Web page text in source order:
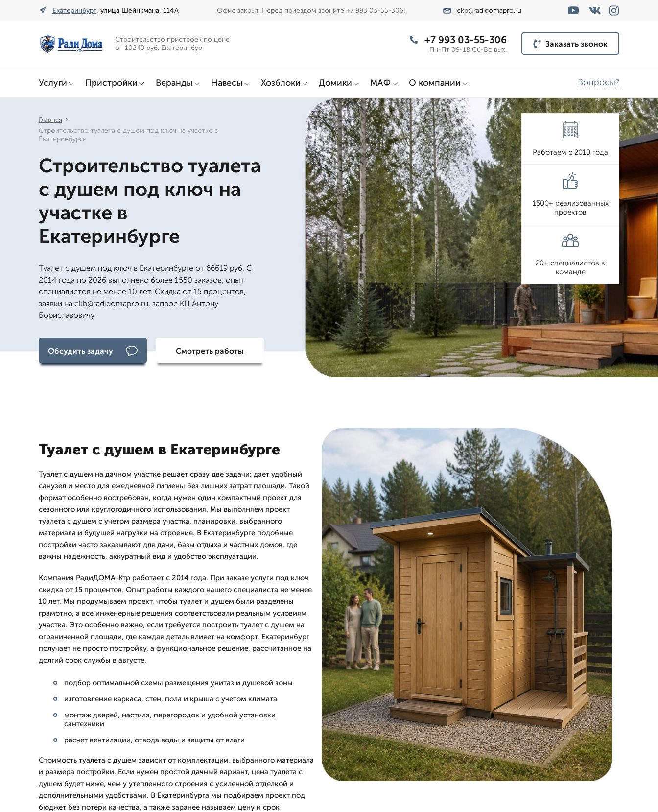
Екатеринбург, улица Шейнкмана, 114А Офис закрыт. Перед приездом звоните +7 993 03-55-306! ekb@radidomapro.ru
Строительство пристроек по цене
от 10249 руб. Екатеринбург
+7 993 03-55-306
Пн-Пт 09-18 Сб-Вс вых.
Заказать звонок
Услуги Пристройки Веранды Навесы Хозблоки Домики МАФ О компании Вопросы?
Главная
Строительство туалета с душем под ключ на участке в
Екатеринбурге
Строительство туалета
с душем под ключ на
участке в
Екатеринбурге
Туалет с душем под ключ в Екатеринбурге от 66619 руб. С
2014 года по 2026 выполнено более 1550 заказов, опыт
специалистов не менее 10 лет. Скидка от 15 процентов,
заявки на ekb@radidomapro.ru, запрос КП Антону
Бориславовичу
Обсудить задачу Смотреть работы
Работаем с 2010 года
1500+ реализованных
проектов
20+ специалистов в
команде
Туалет с душем в Екатеринбурге
Туалет с душем на дачном участке решает сразу две задачи: дает удобный
санузел и место для ежедневной гигиены без лишних затрат площади. Такой
формат особенно востребован, когда нужен один компактный проект для
сезонного или круглогодичного использования. Мы выполняем проект
туалета с душем с учетом размера участка, планировки, выбранного
материала и будущей нагрузки на строение. В Екатеринбурге подобные
постройки часто заказывают для дачи, базы отдыха и частных домов, где
важны надежность, аккуратный вид и удобство эксплуатации.
Компания РадиДОМА-Ктр работает с 2014 года. При заказе услуги под ключ
скидка от 15 процентов. Опыт работы каждого нашего специалиста не менее
10 лет. Мы продумываем проект, чтобы туалет и душем были разделены
грамотно, а все инженерные решения соответствовали реальным условиям
участка. Это особенно важно, если требуется построить туалет с душем на
ограниченной площади, где каждая деталь влияет на комфорт. Екатеринбург
получает не просто постройку, а функциональное решение, рассчитанное на
долгий срок службы в августе.
подбор оптимальной схемы размещения унитаз и душевой зоны
изготовление каркаса, стен, пола и крыша с учетом климата
монтаж дверей, настила, перегородок и удобной установки
сантехники
расчет вентиляции, отвода воды и защиты от влаги
Стоимость туалета с душем зависит от комплектации, выбранного материала
и размера постройки. Если нужен простой дачный вариант, цена туалета с
душем будет ниже, чем у утепленного строения с усиленной отделкой и
дополнительными удобствами. В Екатеринбурга мы подбираем проект под
бюджет без потери качества, а также заранее называем цену и срок